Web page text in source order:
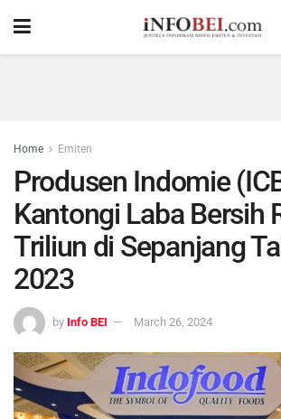
Home Emiten
Produsen Indomie
Kantongi Laba Bersih
Triliun di Sepanjang
2023
by Info BEI March 26, 2024